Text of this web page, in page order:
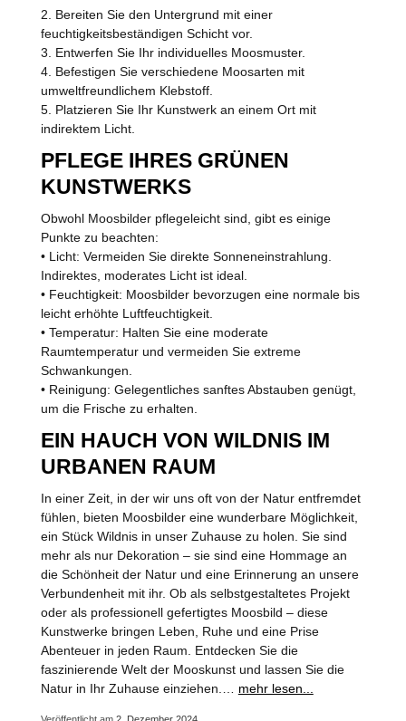
2. Bereiten Sie den Untergrund mit einer
feuchtigkeitsbeständigen Schicht vor.
3. Entwerfen Sie Ihr individuelles Moosmuster.
4. Befestigen Sie verschiedene Moosarten mit
umweltfreundlichem Klebstoff.
5. Platzieren Sie Ihr Kunstwerk an einem Ort mit
indirektem Licht.
PFLEGE IHRES GRÜNEN
KUNSTWERKS
Obwohl Moosbilder pflegeleicht sind, gibt es einige
Punkte zu beachten:
• Licht: Vermeiden Sie direkte Sonneneinstrahlung.
Indirektes, moderates Licht ist ideal.
• Feuchtigkeit: Moosbilder bevorzugen eine normale bis
leicht erhöhte Luftfeuchtigkeit.
• Temperatur: Halten Sie eine moderate
Raumtemperatur und vermeiden Sie extreme
Schwankungen.
• Reinigung: Gelegentliches sanftes Abstauben genügt,
um die Frische zu erhalten.
EIN HAUCH VON WILDNIS IM
URBANEN RAUM
In einer Zeit, in der wir uns oft von der Natur entfremdet
fühlen, bieten Moosbilder eine wunderbare Möglichkeit,
ein Stück Wildnis in unser Zuhause zu holen. Sie sind
mehr als nur Dekoration – sie sind eine Hommage an
die Schönheit der Natur und eine Erinnerung an unsere
Verbundenheit mit ihr. Ob als selbstgestaltetes Projekt
oder als professionell gefertigtes Moosbild – diese
Kunstwerke bringen Leben, Ruhe und eine Prise
Abenteuer in jeden Raum. Entdecken Sie die
faszinierende Welt der Mooskunst und lassen Sie die
Natur in Ihr Zuhause einziehen.… mehr lesen...